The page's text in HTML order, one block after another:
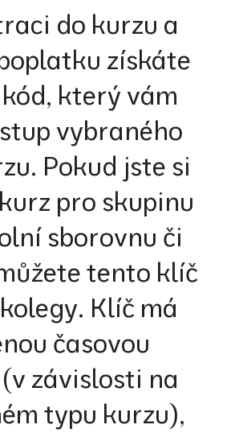
do kurzu a
získáte
který vám
vybraného
Pokud jste si
pro skupinu
sborovnu či
tento klíč
Klíč má
časovou
závislosti na
typu kurzu),